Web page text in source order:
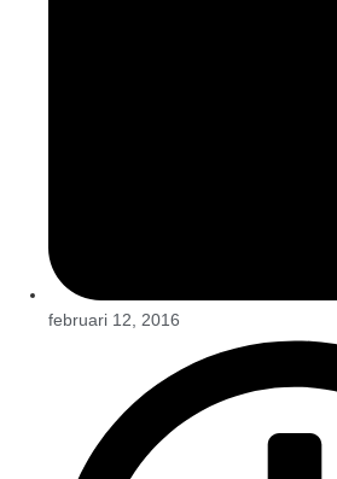
februari 12, 2016